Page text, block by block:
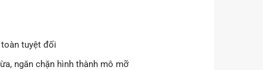
toàn tuyệt đối
ngăn chặn hình thành mô mỡ